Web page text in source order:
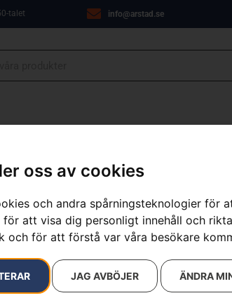
oss av cookies
och andra spårningsteknologier för
att visa dig personligt innehåll och
och för att förstå var våra besökare
JAG AVBÖJER ÄNDRA
talet info@arstad.se